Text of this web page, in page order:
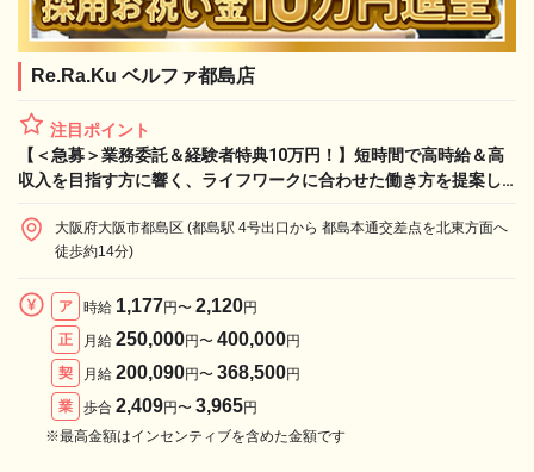
Re.Ra.Ku ベルファ都島店
注目ポイント
【＜急募＞業務委託＆経験者特典10万円！】短時間で高時給＆高
収入を目指す方に響く、ライフワークに合わせた働き方を提案し
大阪府大阪市都島区 (都島駅 4号出口から 都島本通交差点を北東方面へ
徒歩約14分)
ア 時給 1,177円〜 2,120円
正
月給 250,000円〜 400,000円
契
月給 200,090円〜 368,500円
業
歩合 2,409円〜 3,965円
※最高金額はインセンティブを含めた金額です